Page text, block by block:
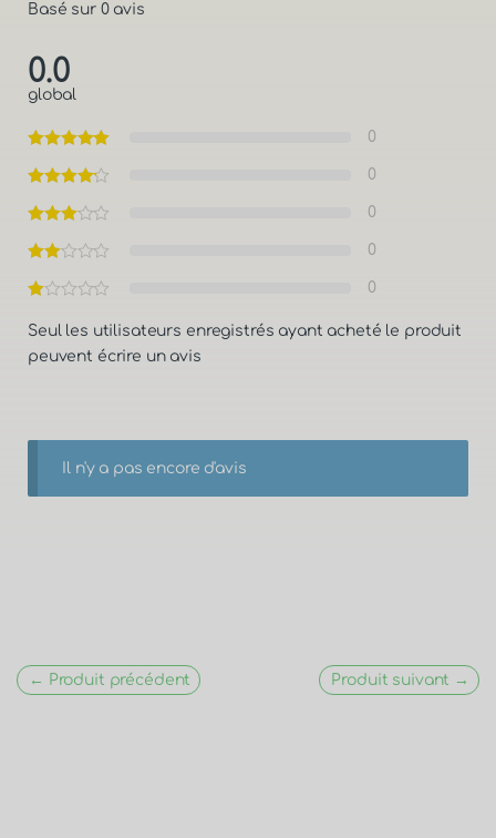
Basé sur 0 avis
0.0
global
0
0
0
0
0
Seul les utilisateurs enregistrés ayant acheté le produit
peuvent écrire un avis
Il n'y a pas encore d'avis
← Produit précédent Produit suivant →